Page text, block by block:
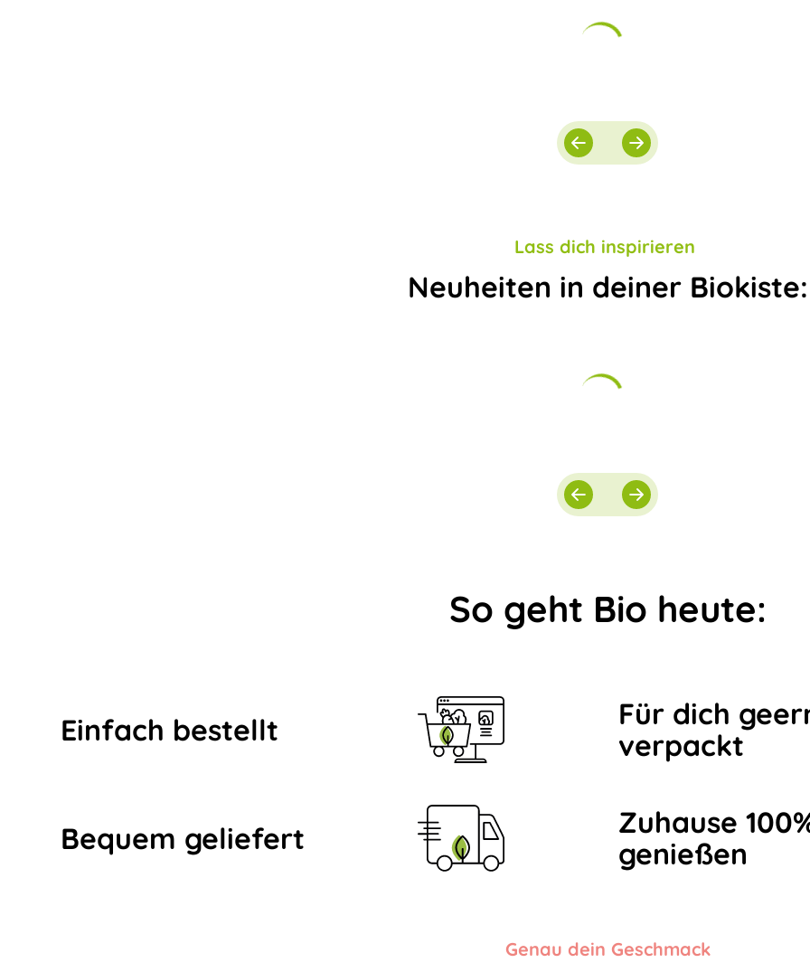
Lass dich inspirieren
Neuheiten in deiner Biokiste:
So geht Bio heute:
Einfach bestellt
Für dich
verpackt
Bequem geliefert
Zuhause
genießen
Genau dein Geschmack